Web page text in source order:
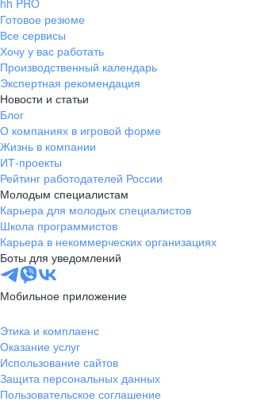
hh PRO
Готовое резюме
Все сервисы
Хочу у вас работать
Производственный календарь
Экспертная рекомендация
Новости и статьи
Блог
О компаниях в игровой форме
Жизнь в компании
ИТ-проекты
Рейтинг работодателей России
Молодым специалистам
Карьера для молодых специалистов
Школа программистов
Карьера в некоммерческих организациях
Боты для уведомлений
Мобильное приложение
Этика и комплаенс
Оказание услуг
Использование сайтов
Защита персональных данных
Пользовательское соглашение